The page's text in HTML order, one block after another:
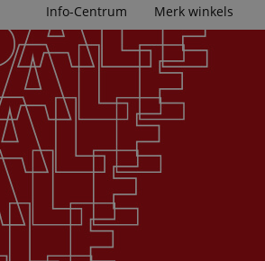
Info-Centrum Merk winkels